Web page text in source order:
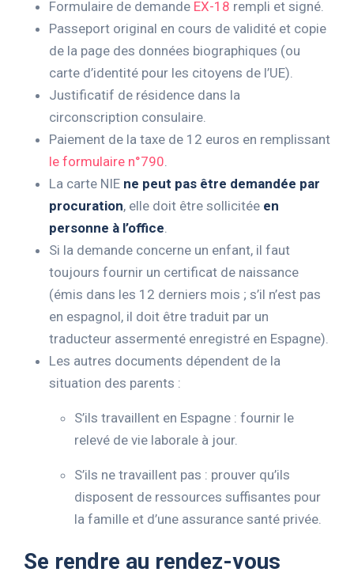
Formulaire de demande EX-18 rempli et signé.
Passeport original en cours de validité et copie
de la page des données biographiques (ou
carte d’identité pour les citoyens de l’UE).
Justificatif de résidence dans la
circonscription consulaire.
Paiement de la taxe de 12 euros en remplissant
le formulaire n°790
La carte NIE ne peut pas être demandée par
procuration, elle doit être sollicitée en
personne à l’office
Si la demande concerne un enfant, il faut
toujours fournir un certificat de naissance
(émis dans les 12 derniers mois ; s’il n’est pas
en espagnol, il doit être traduit par un
traducteur assermenté enregistré en Espagne).
Les autres documents dépendent de la
situation des parents :
S’ils travaillent en Espagne : fournir le
relevé de vie laborale à jour.
S’ils ne travaillent pas : prouver qu’ils
disposent de ressources suffisantes pour
la famille et d’une assurance santé privée.
Se rendre au rendez-vous